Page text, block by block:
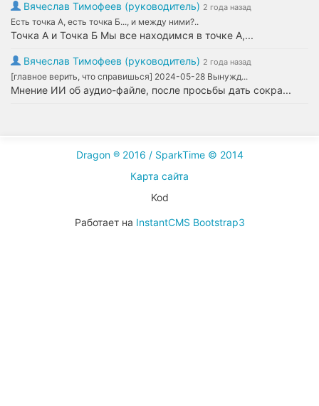
Вячеслав Тимофеев (руководитель) 2 года назад
Есть точка А, есть точка Б..., и между ними?..
Точка А и Точка Б Мы все находимся в точке А,...
Вячеслав Тимофеев (руководитель) 2 года назад
[главное верить, что справишься] 2024-05-28 Вынужд...
Мнение ИИ об аудио-файле, после просьбы дать сокра...
Dragon ® 2016 / SparkTime © 2014
Карта сайта
Kod
Работает на InstantCMS Bootstrap3